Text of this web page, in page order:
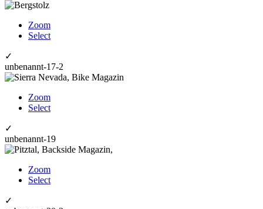
Zoom
Select
✓
unbenannt-17-2
Zoom
Select
✓
unbenannt-19
Zoom
Select
✓